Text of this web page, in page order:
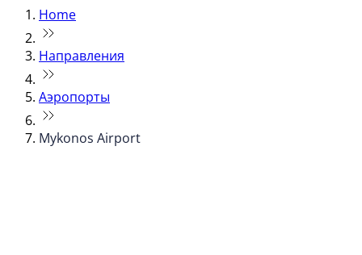
Home
Направления
Аэропорты
Mykonos Airport